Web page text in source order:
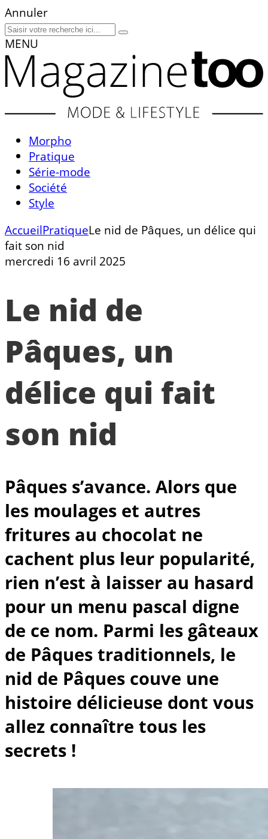
Annuler
MENU
Morpho
Pratique
Série-mode
Société
Style
AccueilPratiqueLe nid de Pâques, un délice qui
fait son nid
mercredi 16 avril 2025
Le nid de
Pâques, un
délice qui fait
son nid
Pâques s’avance. Alors que
les moulages et autres
fritures au chocolat ne
cachent plus leur popularité,
rien n’est à laisser au hasard
pour un menu pascal digne
de ce nom. Parmi les gâteaux
de Pâques traditionnels, le
nid de Pâques couve une
histoire délicieuse dont vous
allez connaître tous les
secrets !